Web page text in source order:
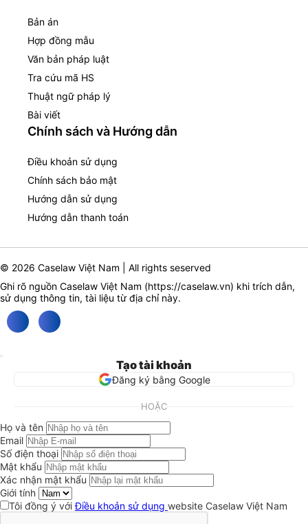
Bản án
Hợp đồng mẫu
Văn bản pháp luật
Tra cứu mã HS
Thuật ngữ pháp lý
Bài viết
Chính sách và Hướng dẫn
Điều khoản sử dụng
Chính sách bảo mật
Hướng dẫn sử dụng
Hướng dẫn thanh toán
© 2026 Caselaw Việt Nam | All rights seserved
Ghi rõ nguồn Caselaw Việt Nam (https://caselaw.vn) khi trích dẫn,
sử dụng thông tin, tài liệu từ địa chỉ này.
Tạo tài khoản
Đăng ký bằng Google
HOẶC
Họ và tên
Email
Số điện thoại
Mật khẩu
Xác nhận mật khẩu
Giới tính
Tôi đồng ý vớiĐiều khoản sử dụng website Caselaw Việt Nam